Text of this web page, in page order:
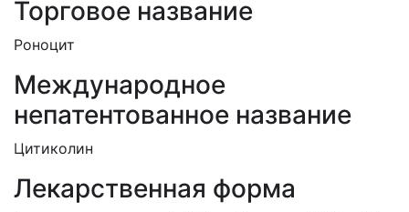
Торговое название
Роноцит
Международное
непатентованное название
Цитиколин
Лекарственная форма